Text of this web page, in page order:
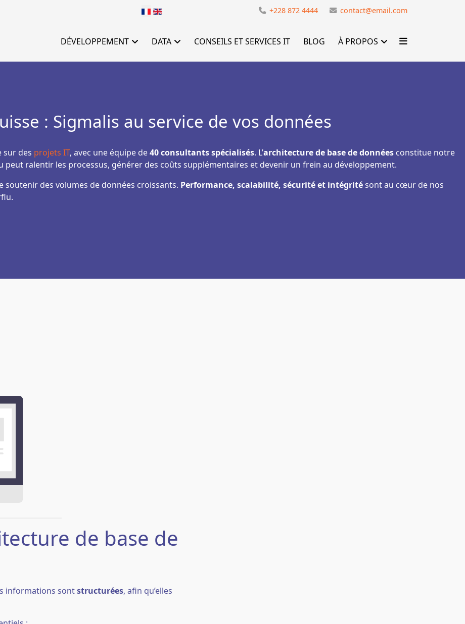
Sélectionnez votre langue +228 872 4444 contact@email.com
DÉVELOPPEMENT DATA CONSEILS ET SERVICES IT BLOG À PROPOS
: Sigmalis au service de vos données
sur des projets IT, avec une équipe de40 consultants spécialisés. L’architecture de base de données constitue notre
peut ralentir les processus, générer des coûts supplémentaires et devenir un frein au développement.
soutenir des volumes de données croissants. Performance, scalabilité, sécurité et intégritésont au cœur de nos
de base de
informations sontstructurées, afin qu’elles